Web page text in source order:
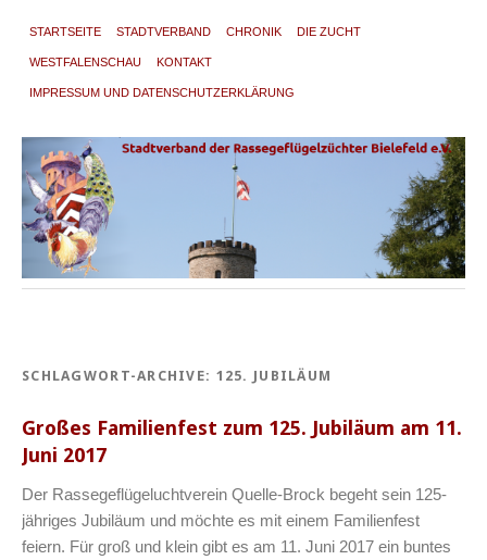
STARTSEITE STADTVERBAND CHRONIK DIE ZUCHT
WESTFALENSCHAU KONTAKT
IMPRESSUM UND DATENSCHUTZERKLÄRUNG
SCHLAGWORT-ARCHIVE: 125. JUBILÄUM
Großes Familienfest zum 125. Jubiläum am 11.
Juni 2017
Der Rassegeflügeluchtverein Quelle-Brock begeht sein 125-
jähriges Jubiläum und möchte es mit einem Familienfest
feiern. Für groß und klein gibt es am 11. Juni 2017 ein buntes